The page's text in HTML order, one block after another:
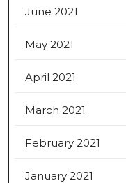
June 2021
May 2021
April 2021
March 2021
February 2021
January 2021